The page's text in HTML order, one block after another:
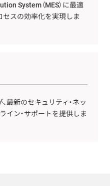
System（MES）に最適
セスの効率化を実現しま
最新のセキュリティ・ネッ
イン・サポートを提供しま